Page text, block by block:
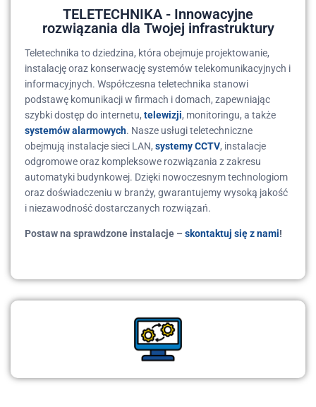
TELETECHNIKA - Innowacyjne
rozwiązania dla Twojej infrastruktury
Teletechnika to dziedzina, która obejmuje projektowanie,
instalację oraz konserwację systemów telekomunikacyjnych i
informacyjnych. Współczesna teletechnika stanowi
podstawę komunikacji w firmach i domach, zapewniając
szybki dostęp do internetu, telewizji, monitoringu, a także
systemów alarmowych. Nasze usługi teletechniczne
obejmują instalacje sieci LAN, systemy CCTV, instalacje
odgromowe oraz kompleksowe rozwiązania z zakresu
automatyki budynkowej. Dzięki nowoczesnym technologiom
oraz doświadczeniu w branży, gwarantujemy wysoką jakość
i niezawodność dostarczanych rozwiązań.
Postaw na sprawdzone instalacje – skontaktuj się z nami!